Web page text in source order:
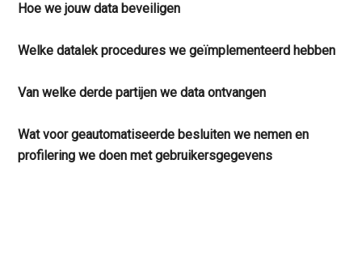
Hoe we jouw data beveiligen
Welke datalek procedures we geïmplementeerd hebben
Van welke derde partijen we data ontvangen
Wat voor geautomatiseerde besluiten we nemen en
profilering we doen met gebruikersgegevens